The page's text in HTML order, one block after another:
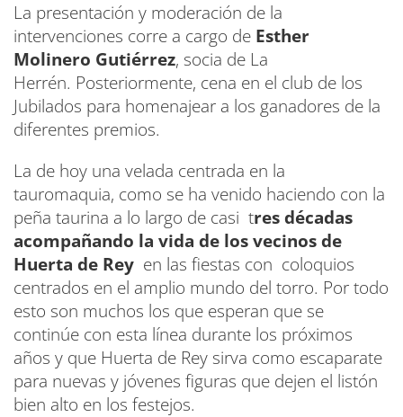
La presentación y moderación de la
intervenciones corre a cargo de Esther
Molinero Gutiérrez, socia de La
Herrén. Posteriormente, cena en el club de los
Jubilados para homenajear a los ganadores de la
diferentes premios.
La de hoy una velada centrada en la
tauromaquia, como se ha venido haciendo con la
peña taurina a lo largo de casi tres décadas
acompañando la vida de los vecinos de
Huerta de Rey en las fiestas con coloquios
centrados en el amplio mundo del torro. Por todo
esto son muchos los que esperan que se
continúe con esta línea durante los próximos
años y que Huerta de Rey sirva como escaparate
para nuevas y jóvenes figuras que dejen el listón
bien alto en los festejos.